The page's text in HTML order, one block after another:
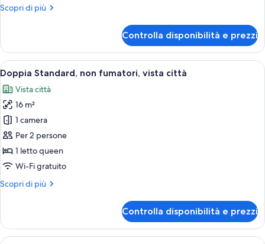
singoli,
vista
città
Scopri di più
Altri
Standard
con
2
letti
singoli,
non
fumatori,
vista
città
Controlla disponibilità e prezzi
Apri
tutte
le
foto
per
Doppia
Standard,
non
fumatori,
vista
Camera d'albergo con un letto, una
4
Doppia Standard, non fumatori, vista città
Vista città
16 m²
1 camera
Per 2 persone
1 letto queen
Wi-Fi gratuito
Scopri di più
Altri
Standard,
non
Controlla disponibilità e prezzi
Una camera d'albergo moderna con